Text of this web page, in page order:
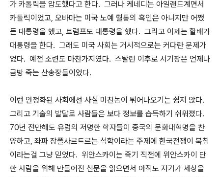
가 카톨릭을 압도했다고 한다. 그러나 케네디는 아일랜드계면서
카톨릭이었고, 오바마는 미국 노예 혈통의 흑인은 아니지만 어쨌
든 대통령을 했고, 트럼프도 대통령을 했다. 그리고 이제는 할배가
대통령을 한다. 그래도 미국 사회는 거시적으로는 커다란 문제가
없다. 예전 소련도 마찬가지였다. 스탈린 이후로 서기장은 언제나
금방 죽는 산송장들이었다.
이런 안정화된 사회에선 사실 미친놈이 튀어나오기는 쉽지 않다.
그리고 기술의 발달로 사람들은 보다 정보를 습득하기 쉬워졌다.
70년 전만해도 유럽의 저명한 학자들이 중국의 문화대혁명을 찬
양하고, 좌파 장폴사르트르는 석학이라는 주제에 한국전쟁이 북침
이라는걸 그냥 믿었다. 위안스카이는 죽기 직전에 위안스카이 단
한 사람을 위해 만들어진 신문을 읽으면서 아직도 자기가 세상을